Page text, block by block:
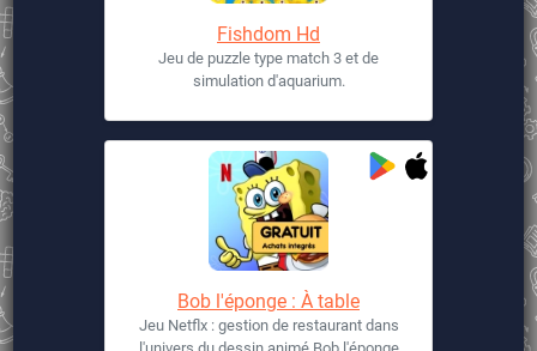
Fishdom Hd
Jeu de puzzle type match 3 et de
simulation d'aquarium.
Bob l'éponge : À table
Jeu Netflx : gestion de restaurant dans